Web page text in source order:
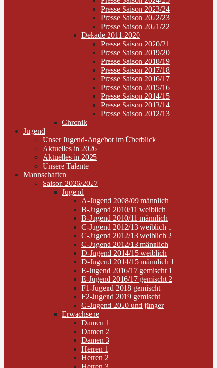
Presse Saison 2023/24
Presse Saison 2022/23
Presse Saison 2021/22
Dekade 2011-2020
Presse Saison 2020/21
Presse Saison 2019/20
Presse Saison 2018/19
Presse Saison 2017/18
Presse Saison 2016/17
Presse Saison 2015/16
Presse Saison 2014/15
Presse Saison 2013/14
Presse Saison 2012/13
Chronik
Jugend
Unser Jugend-Angebot im Überblick
Aktuelles in 2026
Aktuelles in 2025
Unsere Talente
Mannschaften
Saison 2026/2027
Jugend
A-Jugend 2008/09 männlich
B-Jugend 2010/11 weiblich
B-Jugend 2010/11 männlich
C-Jugend 2012/13 weiblich 1
C-Jugend 2012/13 weiblich 2
C-Jugend 2012/13 männlich
D-Jugend 2014/15 weiblich
D-Jugend 2014/15 männlich 1
E-Jugend 2016/17 gemischt 1
E-Jugend 2016/17 gemischt 2
F1-Jugend 2018 gemischt
F2-Jugend 2019 gemischt
G-Jugend 2020 und jünger
Erwachsene
Damen 1
Damen 2
Damen 3
Herren 1
Herren 2
Herren 3